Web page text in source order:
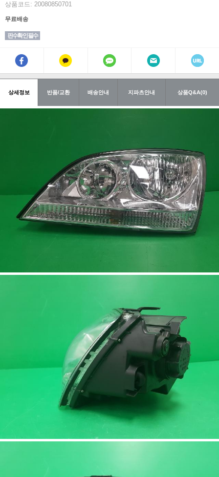
상품코드: 20080850701
무료배송
핀수확인 필수
상세정보 반품/교환 배송안내 지파츠안내 상품Q&A(0)